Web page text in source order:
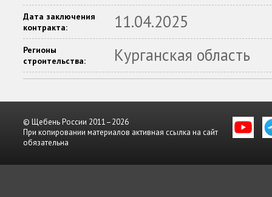
Дата заключения
контракта:
11.04.2025
Регионы
строительства:
Курганская область
© Щебень России 2011–2026
При копировании материалов активная ссылка на сайт
обязательна